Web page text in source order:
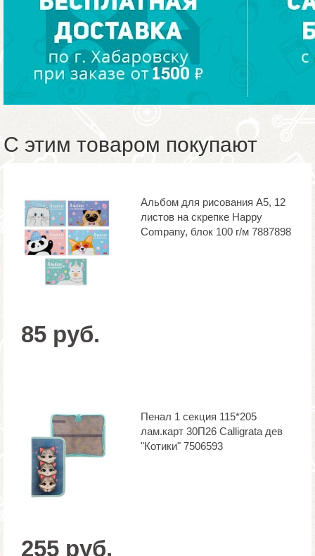
С этим товаром покупают
Альбом для рисования А5, 12
листов на скрепке Happy
Company, блок 100 г/м 7887898
85 руб.
Пенал 1 секция 115*205
лам.карт 30П26 Calligrata дев
"Котики" 7506593
255 руб.